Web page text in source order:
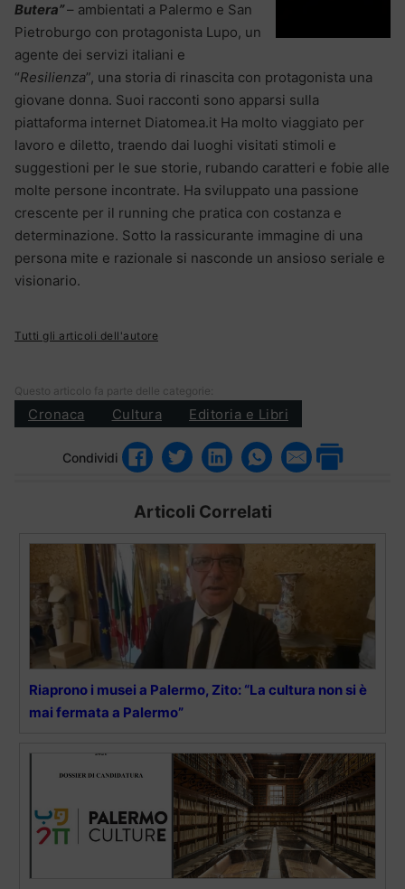
Butera”– ambientati a Palermo e San
Pietroburgo con protagonista Lupo, un
agente dei servizi italiani e
“Resilienza”, una storia di rinascita con protagonista una
giovane donna. Suoi racconti sono apparsi sulla
piattaforma internet Diatomea.it Ha molto viaggiato per
lavoro e diletto, traendo dai luoghi visitati stimoli e
suggestioni per le sue storie, rubando caratteri e fobie alle
molte persone incontrate. Ha sviluppato una passione
crescente per il running che pratica con costanza e
determinazione. Sotto la rassicurante immagine di una
persona mite e razionale si nasconde un ansioso seriale e
visionario.
Tutti gli articoli dell'autore
Questo articolo fa parte delle categorie:
Cronaca Cultura Editoria e Libri
Condividi
Articoli Correlati
Riaprono i musei a Palermo, Zito: “La cultura non si è
mai fermata a Palermo”